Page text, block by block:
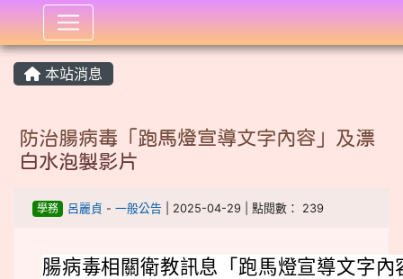
:::
本站消息
防治腸病毒「跑馬燈宣導文字內容」及漂
白水泡製影片
學務 呂麗貞 - 一般公告 | 2025-04-29 | 點閱數： 239
腸病毒相關衛教訊息「跑馬燈宣導文字內